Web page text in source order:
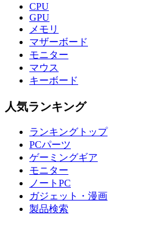
CPU
GPU
メモリ
マザーボード
モニター
マウス
キーボード
人気ランキング
ランキングトップ
PCパーツ
ゲーミングギア
モニター
ノートPC
ガジェット・漫画
製品検索